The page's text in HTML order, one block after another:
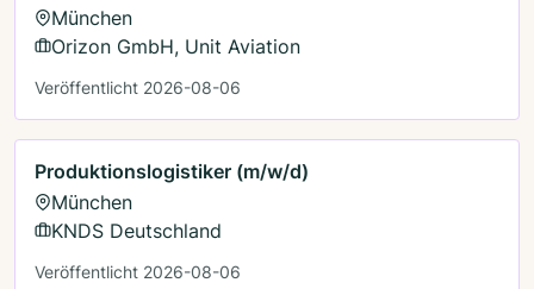
München
Orizon GmbH, Unit Aviation
Veröffentlicht 2026-08-06
Produktionslogistiker (m/w/d)
München
KNDS Deutschland
Veröffentlicht 2026-08-06